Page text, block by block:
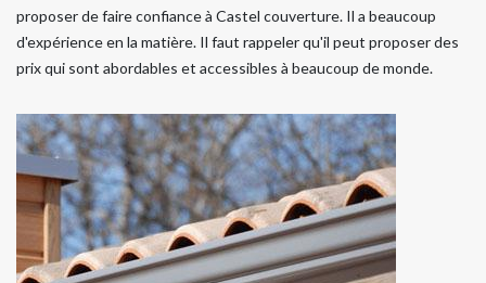
proposer de faire confiance à Castel couverture. Il a beaucoup
d'expérience en la matière. Il faut rappeler qu'il peut proposer des
prix qui sont abordables et accessibles à beaucoup de monde.